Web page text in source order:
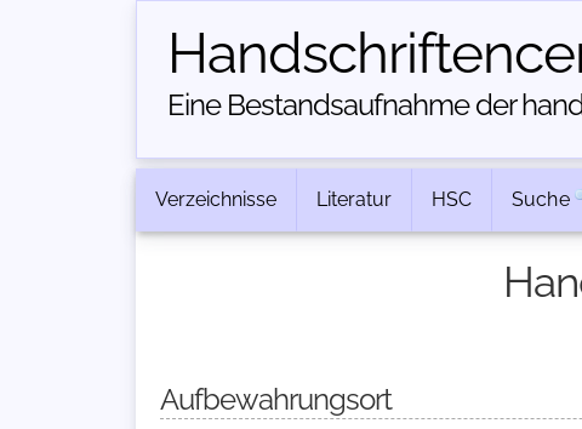
Eine Bestandsaufnahme der
Verzeichnisse Literatur HSC Suche
Aufbewahrungsort